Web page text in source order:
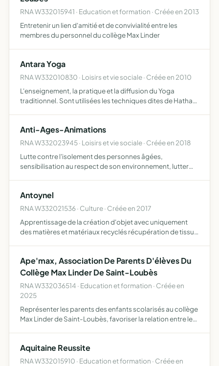
RNA W332015941 · Education et formation · Créée en 2013
Entretenir un lien d'amitié et de convivialité entre les
membres du personnel du collège Max Linder
Antara Yoga
RNA W332010830 · Loisirs et vie sociale · Créée en 2010
L'enseignement, la pratique et la diffusion du Yoga
traditionnel. Sont utilisées les techniques dites de Hatha
concentrat…
Anti-Ages-Animations
RNA W332023945 · Loisirs et vie sociale · Créée en 2018
Lutte contre l'isolement des personnes âgées,
sensibilisation au respect de son environnement, lutter
Antoynel
RNA W332021536 · Culture · Créée en 2017
Apprentissage de la création d'objet avec uniquement
des matières et matériaux recyclés récupération de tissus
sur le…
Ape'max, Association De Parents D'élèves Du
Collège Max Linder De Saint-Loubès
RNA W332036514 · Education et formation · Créée en
2025
Représenter les parents des enfants scolarisés au collège
Max Linder de Saint-Loubès, favoriser la relation entre les
Aquitaine Reussite
RNA W332015910 · Education et formation · Créée en